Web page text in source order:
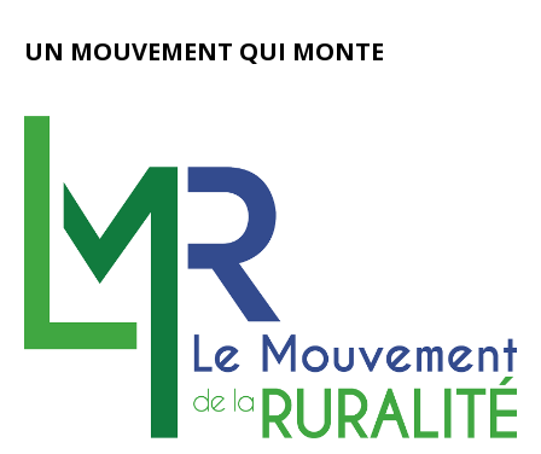
UN MOUVEMENT QUI MONTE